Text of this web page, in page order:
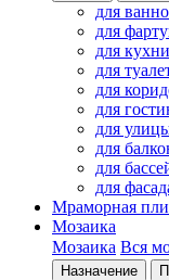
для
для
для кухни
для
для
для
для
для
для
для
Мраморная
Мозаика
Мозаика Вся
Назначение